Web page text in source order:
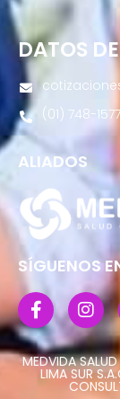
DATOS
(01) 748-1577
ALIADOS
SÍGUENOS
MEDVIDA
LIMA SUR